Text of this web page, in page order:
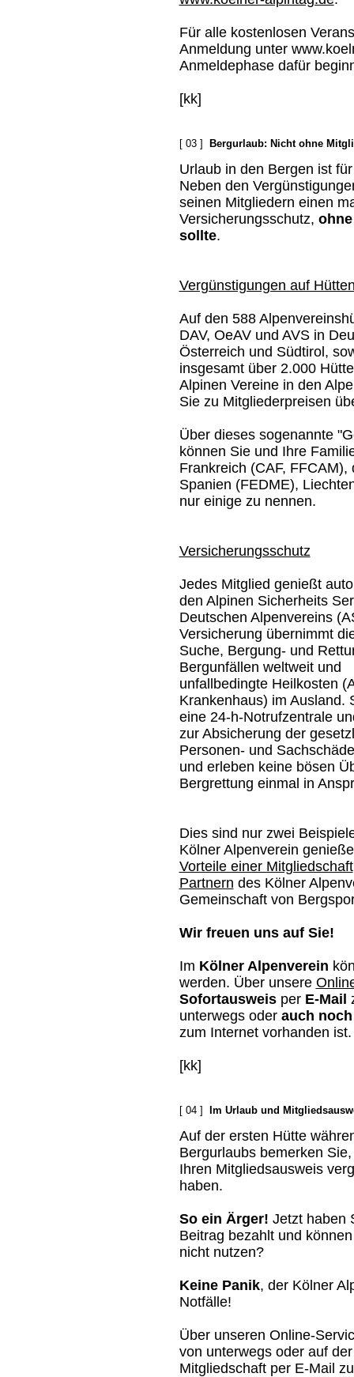
Für alle kostenlosen
Anmeldung unter
Anmeldephase dafür
[kk]
[ 03 ] Bergurlaub: Nicht ohne
Urlaub in den Bergen ist
Neben den
seinen Mitgliedern einen
Versicherungsschutz,
sollte.
Vergünstigungen auf
Auf den 588
DAV, OeAV und AVS in
Österreich und Südtirol,
insgesamt über 2.000
Alpinen Vereine in den
Sie zu Mitgliederpreisen
Über dieses sogenannte
können Sie und Ihre
Frankreich (CAF,
Spanien (FEDME),
nur einige zu nennen.
Versicherungsschutz
Jedes Mitglied genießt
den Alpinen Sicherheits
Deutschen Alpenvereins
Versicherung übernimmt
Suche, Bergung- und
Bergunfällen weltweit und
unfallbedingte Heilkosten
Krankenhaus) im Ausland.
eine 24-h-Notrufzentrale
zur Absicherung der
Personen- und
und erleben keine bösen
Bergrettung einmal in
Dies sind nur zwei
Kölner Alpenverein
Vorteile einer Mitgliedschaft
Partnern des Kölner
Gemeinschaft von
Wir freuen uns auf Sie!
Im Kölner Alpenverein
werden. Über unsere
Sofortausweisper E-Mail
unterwegs oder auch
zum Internet vorhanden ist.
[kk]
[ 04 ] Im Urlaub und
Auf der ersten Hütte
Bergurlaubs bemerken
Ihren Mitgliedsausweis
haben.
So ein Ärger! Jetzt haben
Beitrag bezahlt und
nicht nutzen?
Keine Panik, der Kölner
Notfälle!
Über unseren Online-
von unterwegs oder auf
Mitgliedschaft per E-Mail